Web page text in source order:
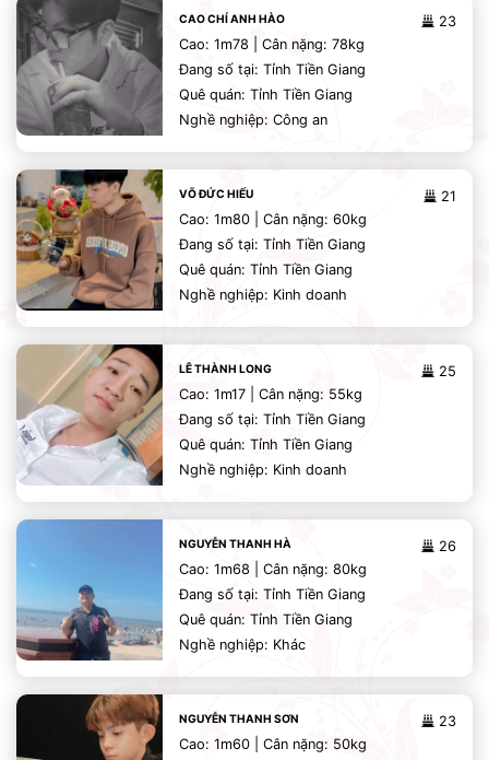
23
CAO CHÍ ANH HÀO
Cao: 1m78 | Cân nặng: 78kg
Đang số tại: Tỉnh Tiền Giang
Quê quán: Tỉnh Tiền Giang
Nghề nghiệp: Công an
21
VÕ ĐỨC HIẾU
Cao: 1m80 | Cân nặng: 60kg
Đang số tại: Tỉnh Tiền Giang
Quê quán: Tỉnh Tiền Giang
Nghề nghiệp: Kinh doanh
25
LÊ THÀNH LONG
Cao: 1m17 | Cân nặng: 55kg
Đang số tại: Tỉnh Tiền Giang
Quê quán: Tỉnh Tiền Giang
Nghề nghiệp: Kinh doanh
26
NGUYỄN THANH HÀ
Cao: 1m68 | Cân nặng: 80kg
Đang số tại: Tỉnh Tiền Giang
Quê quán: Tỉnh Tiền Giang
Nghề nghiệp: Khác
23
NGUYỄN THANH SƠN
Cao: 1m60 | Cân nặng: 50kg